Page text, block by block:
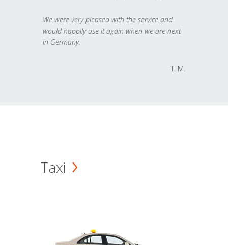
We were very pleased with the service and
would happily use it again when we are next
in Germany.
T. M.
Taxi